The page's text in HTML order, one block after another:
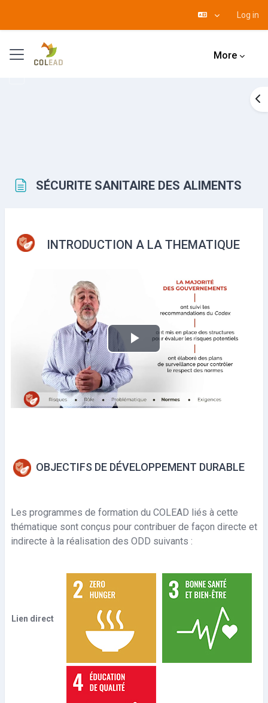
Log in
Side panel More
SÉCURITE SANITAIRE DES ALIMENTS
INTRODUCTION A LA THEMATIQUE
P
a
V
d
e
OBJECTIFS DE DÉVELOPPEMENT DURABLE
Les programmes de formation du COLEAD liés à cette
thématique sont conçus pour contribuer de façon directe et
indirecte à la réalisation des ODD suivants :
Lien direct